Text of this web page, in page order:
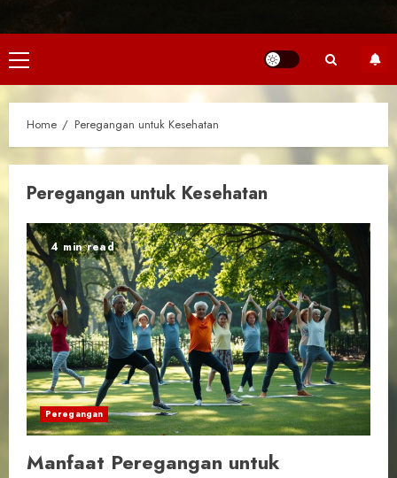
Primary
Menu
Home Peregangan untuk Kesehatan
Peregangan untuk Kesehatan
4 min read
Peregangan
Manfaat Peregangan untuk